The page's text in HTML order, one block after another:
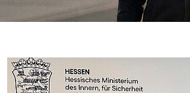
MITBESTIMMUNG
MITGLIEDSCHAFT & SERVICE